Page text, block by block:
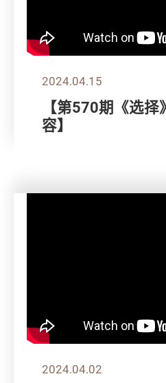
2024.04.15
【第570期《选
容】
2024.04.02